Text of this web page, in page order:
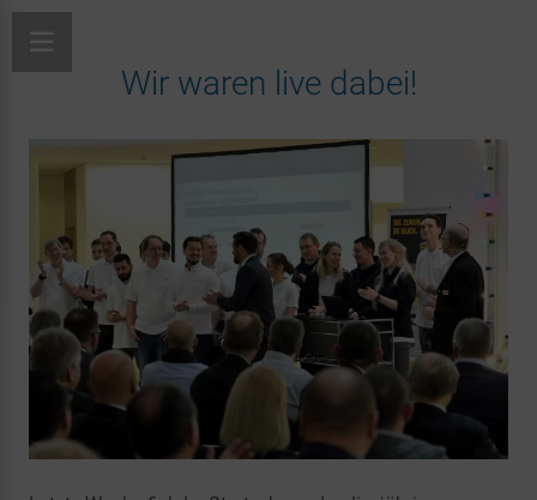
Wir waren live dabei!